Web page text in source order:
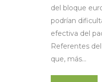
del bloque
podrían
efectiva del
Referentes
que, más...